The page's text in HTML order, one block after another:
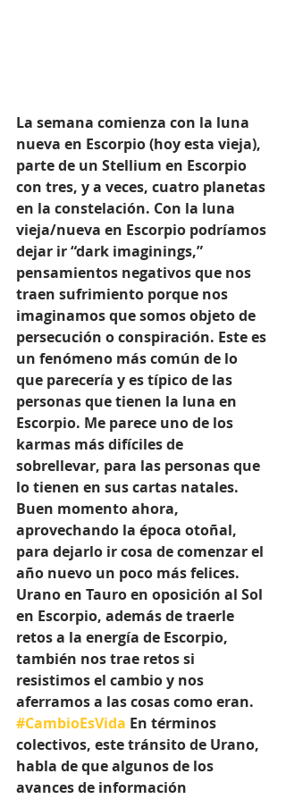
La semana comienza con la luna
nueva en Escorpio (hoy esta vieja),
parte de un Stellium en Escorpio
con tres, y a veces, cuatro planetas
en la constelación. Con la luna
vieja/nueva en Escorpio podríamos
dejar ir “dark imaginings,”
pensamientos negativos que nos
traen sufrimiento porque nos
imaginamos que somos objeto de
persecución o conspiración. Este es
un fenómeno más común de lo
que parecería y es típico de las
personas que tienen la luna en
Escorpio. Me parece uno de los
karmas más difíciles de
sobrellevar, para las personas que
lo tienen en sus cartas natales.
Buen momento ahora,
aprovechando la época otoñal,
para dejarlo ir cosa de comenzar el
año nuevo un poco más felices.
Urano en Tauro en oposición al Sol
en Escorpio, además de traerle
retos a la energía de Escorpio,
también nos trae retos si
resistimos el cambio y nos
aferramos a las cosas como eran.
#CambioEsVida En términos
colectivos, este tránsito de Urano,
habla de que algunos de los
avances de información